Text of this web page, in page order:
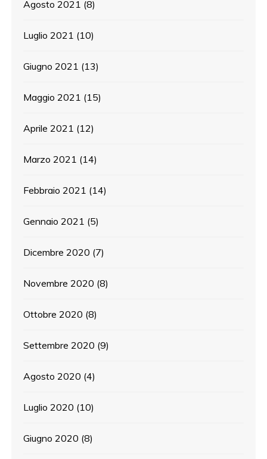
Agosto 2021 (8)
Luglio 2021 (10)
Giugno 2021 (13)
Maggio 2021 (15)
Aprile 2021 (12)
Marzo 2021 (14)
Febbraio 2021 (14)
Gennaio 2021 (5)
Dicembre 2020 (7)
Novembre 2020 (8)
Ottobre 2020 (8)
Settembre 2020 (9)
Agosto 2020 (4)
Luglio 2020 (10)
Giugno 2020 (8)